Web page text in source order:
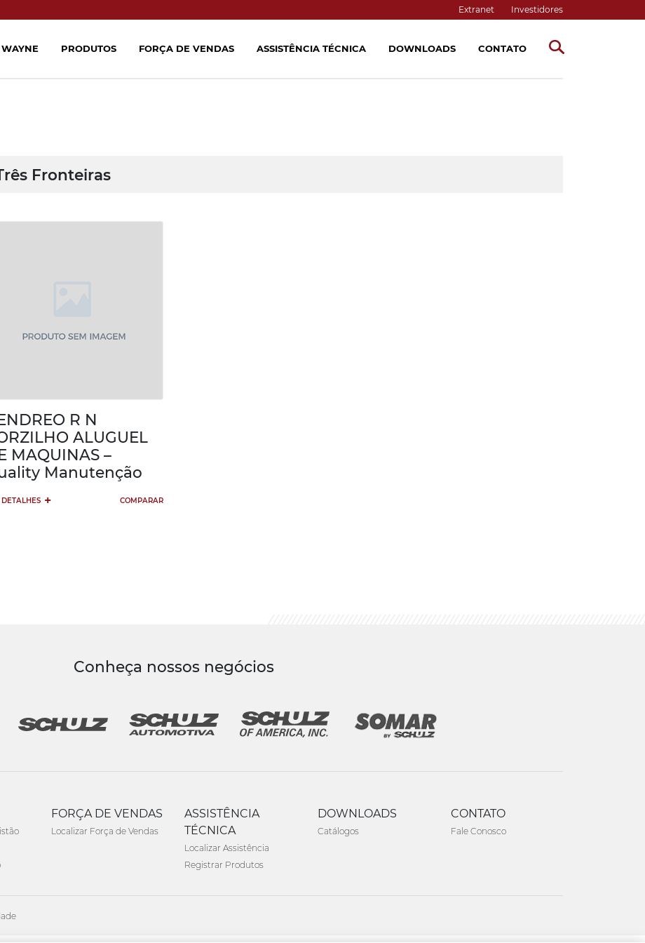
Extranet Investidores
Fronteiras
R N
ALUGUEL
MAQUINAS –
Manutenção
DETALHES + COMPARAR
Conheça nossos negócios
FORÇA DE VENDAS
Localizar Força de Vendas
ASSISTÊNCIA
TÉCNICA
Localizar Assistência
Registrar Produtos
DOWNLOADS
Catálogos
CONTATO
Fale Conosco
PRODUTOS FORÇA DE VENDAS ASSISTÊNCIA TÉCNICA DOWNLOADS CONTATO